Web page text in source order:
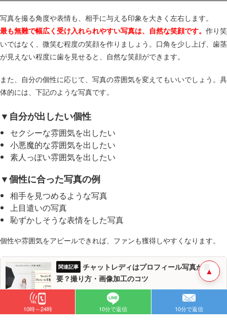
写真を撮る角度や表情も、相手に与える印象を大きく左右します。
最も無難で幅広く受け入れられやすい写真は、自然な笑顔です。 作り笑
いではなく、微笑む程度の笑顔を作りましょう。口角を少し上げ、歯茎
が見えない程度に歯を見せると、自然な笑顔ができます。
また、自分の個性に応じて、写真の雰囲気を変えてもいいでしょう。具
体的には、下記のような写真です。
▼自分が出したい個性
セクシーな雰囲気を出したい
小悪魔的な雰囲気を出したい
素人っぽい雰囲気を出したい
▼個性に合った写真の例
相手を見つめるような写真
上目遣いの写真
恥ずかしそうな表情をした写真
個性や雰囲気をアピールできれば、ファンも獲得しやすくなります。
チャットレディはプロフィール写真が重
要？撮り方・画像加工のコツ
▲
10時～24時 10分で返信 10分で返信